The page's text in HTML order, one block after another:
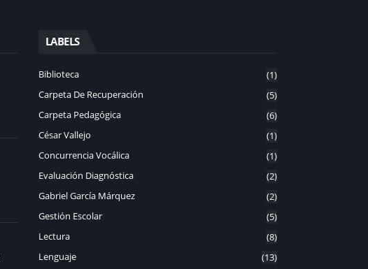
LABELS
Biblioteca
(1)
Carpeta De Recuperación
(5)
Carpeta Pedagógica
(6)
César Vallejo
(1)
Concurrencia Vocálica
(1)
Evaluación Diagnóstica
(2)
Gabriel García Márquez
(2)
Gestión Escolar
(5)
Lectura
(8)
Lenguaje
(13)